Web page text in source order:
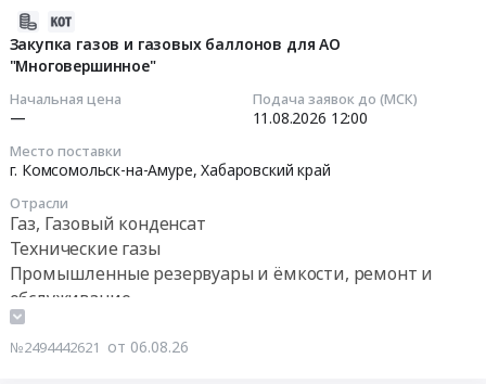
Закупка газов и газовых баллонов для АО
"Многовершинное"
Начальная цена
—
Подача заявок до (МСК)
11.08.2026 12:00
Место поставки
г. Комсомольск-на-Амуре,Хабаровский край
Отрасли
Газ, Газовый конденсат
Технические газы
Промышленные резервуары и ёмкости, ремонт и
обслуживание
№2494442621 от 06.08.26